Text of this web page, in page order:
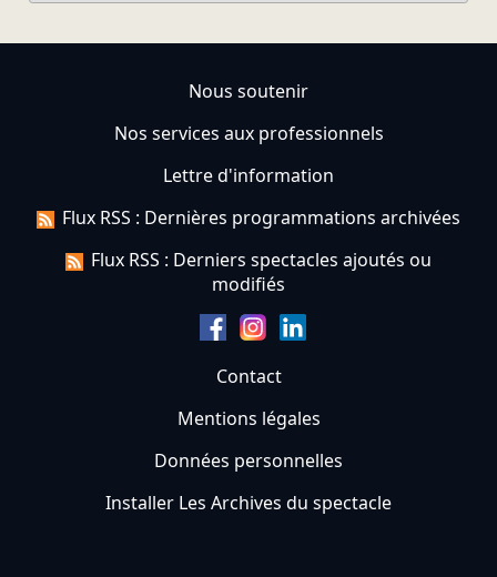
Nous soutenir
Nos services aux professionnels
Lettre d'information
Flux RSS : Dernières programmations archivées
Flux RSS : Derniers spectacles ajoutés ou
modifiés
Contact
Mentions légales
Données personnelles
Installer Les Archives du spectacle